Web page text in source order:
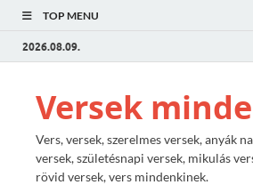
TOP MENU
2026.08.09.
Versek
Vers, versek, szerelmes versek, anyák
versek, születésnapi versek, mikulás
rövid versek, vers mindenkinek.